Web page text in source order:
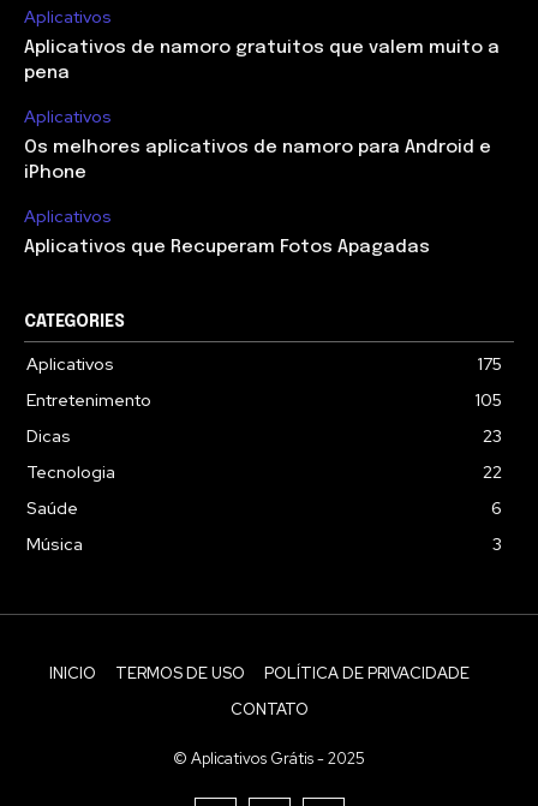
Aplicativos
Aplicativos de namoro gratuitos que valem muito a
pena
Aplicativos
Os melhores aplicativos de namoro para Android e
iPhone
Aplicativos
Aplicativos que Recuperam Fotos Apagadas
CATEGORIES
Aplicativos
175
Entretenimento
105
Dicas
23
Tecnologia
22
Saúde
6
Música
3
INICIO TERMOS DE USO
POLÍTICA DE PRIVACIDADE
CONTATO
© Aplicativos Grátis - 2025